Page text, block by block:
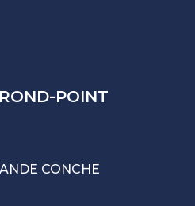
POINT
CONCHE